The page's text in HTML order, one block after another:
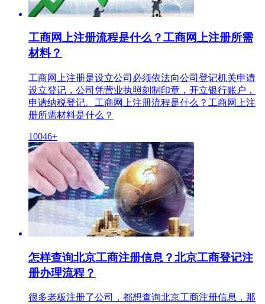
工商网上注册流程是什么？工商网上注册所需
材料？
工商网上注册是设立公司必须依法向公司登记机关申请
设立登记，公司凭营业执照刻制印章，开立银行账户，
申请纳税登记。工商网上注册流程是什么？工商网上注
册所需材料是什么？
10046+
怎样查询北京工商注册信息？北京工商登记注
册办理流程？
很多老板注册了公司，都想查询北京工商注册信息，那